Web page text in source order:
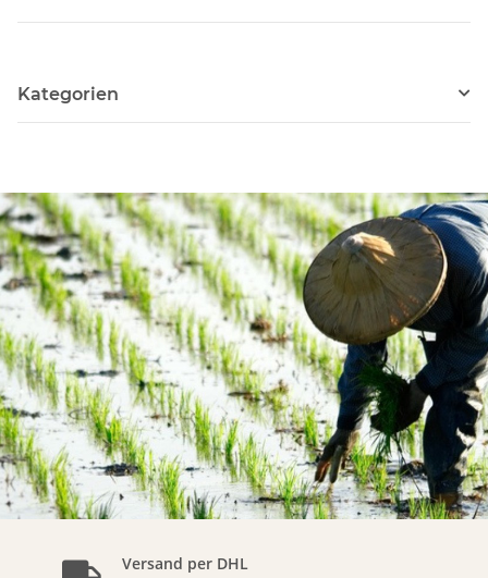
Kategorien
Versand per DHL